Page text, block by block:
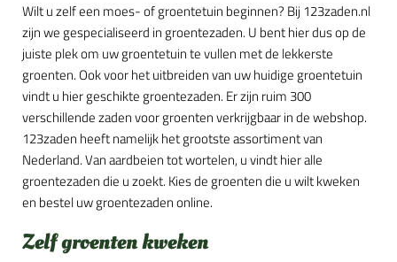
Wilt u zelf een moes- of groentetuin beginnen? Bij 123zaden.nl
zijn we gespecialiseerd in groentezaden. U bent hier dus op de
juiste plek om uw groentetuin te vullen met de lekkerste
groenten. Ook voor het uitbreiden van uw huidige groentetuin
vindt u hier geschikte groentezaden. Er zijn ruim 300
verschillende zaden voor groenten verkrijgbaar in de webshop.
123zaden heeft namelijk het grootste assortiment van
Nederland. Van aardbeien tot wortelen, u vindt hier alle
groentezaden die u zoekt. Kies de groenten die u wilt kweken
en bestel uw groentezaden online.
Zelf groenten kweken